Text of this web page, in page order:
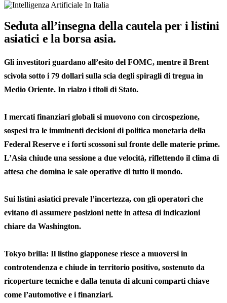
Seduta all’insegna della cautela per i listini
asiatici e la borsa asia.
Gli investitori guardano all’esito del FOMC, mentre il Brent
scivola sotto i 79 dollari sulla scia degli spiragli di tregua in
Medio Oriente. In rialzo i titoli di Stato.
I mercati finanziari globali si muovono con circospezione,
sospesi tra le imminenti decisioni di politica monetaria della
Federal Reserve e i forti scossoni sul fronte delle materie prime.
L’Asia chiude una sessione a due velocità, riflettendo il clima di
attesa che domina le sale operative di tutto il mondo.
Sui listini asiatici prevale l’incertezza, con gli operatori che
evitano di assumere posizioni nette in attesa di indicazioni
chiare da Washington.
Tokyo brilla: Il listino giapponese riesce a muoversi in
controtendenza e chiude in territorio positivo, sostenuto da
ricoperture tecniche e dalla tenuta di alcuni comparti chiave
come l’automotive e i finanziari.